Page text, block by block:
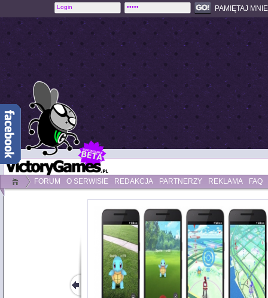
PAMIĘTAJ
FORUM O SERWISIE REDAKCJA PARTNERZY REKLAMA FAQ